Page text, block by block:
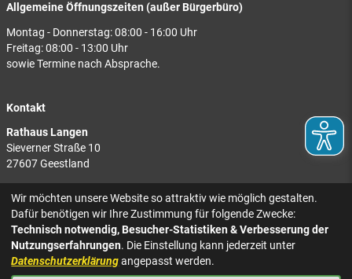
Allgemeine Öffnungszeiten (außer Bürgerbüro)
Montag - Donnerstag: 08:00 - 16:00 Uhr
Freitag: 08:00 - 13:00 Uhr
sowie Termine nach Absprache.
Kontakt
Rathaus Langen
Sieverner Straße 10
27607 Geestland
Rathaus Bad Bederkesa
Am Markt 8
27624 Geestland
Tel.: 04743 937-2300
Wir möchten unsere Website so attraktiv wie möglich gestalten.
Dafür benötigen wir Ihre Zustimmung für folgende Zwecke:
Technisch notwendig, Besucher-Statistiken & Verbesserung der
Nutzungserfahrungen. Die Einstellung kann jederzeit unter
Datenschutzerklärungangepasst werden.